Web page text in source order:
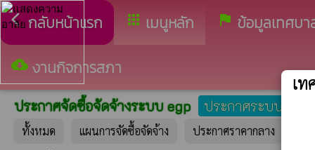
arrow_back_iosกลับหน้าแรก apps เมนูหลัก assistant_photo ข้อมูลเทศบา
cloud_download งานกิจการสภา
ประกาศจัดซื้อจัดจ้างระบบ egp ประกาศระบบเดิม
ทั้งหมด แผนการจัดซื้อจัดจ้าง ประกาศราคากลาง
เท